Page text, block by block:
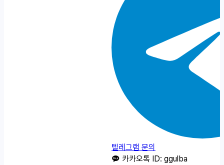
텔레그램 문의
카카오톡 ID: ggulba